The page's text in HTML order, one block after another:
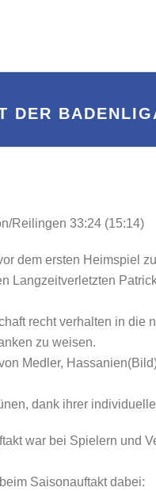
DER
Reilingen 33:24 (15:14)
dem ersten Heimspiel
Langzeitverletzten
recht verhalten in
zu weisen.
Medler,
dank ihrer
war bei Spielern und
Saisonauftakt dabei: